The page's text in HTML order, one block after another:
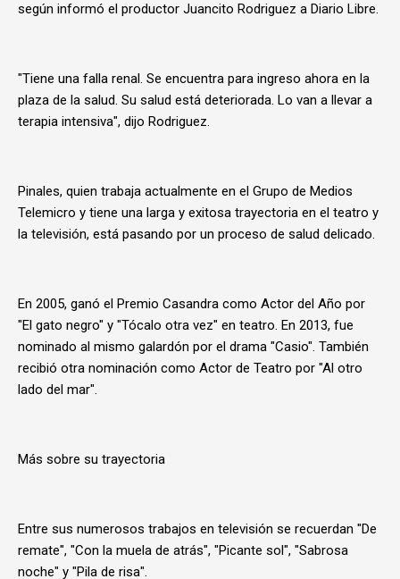
según informó el productor Juancito Rodriguez a Diario Libre.
"Tiene una falla renal. Se encuentra para ingreso ahora en la
plaza de la salud. Su salud está deteriorada. Lo van a llevar a
terapia intensiva", dijo Rodriguez.
Pinales, quien trabaja actualmente en el Grupo de Medios
Telemicro y tiene una larga y exitosa trayectoria en el teatro y
la televisión, está pasando por un proceso de salud delicado.
En 2005, ganó el Premio Casandra como Actor del Año por
"El gato negro" y "Tócalo otra vez" en teatro. En 2013, fue
nominado al mismo galardón por el drama "Casio". También
recibió otra nominación como Actor de Teatro por "Al otro
lado del mar".
Más sobre su trayectoria
Entre sus numerosos trabajos en televisión se recuerdan "De
remate", "Con la muela de atrás", "Picante sol", "Sabrosa
noche" y "Pila de risa".